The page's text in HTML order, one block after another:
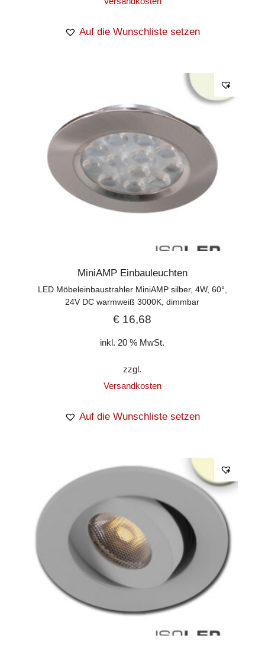
Auf die Wunschliste setzen
MiniAMP Einbauleuchten
LED Möbeleinbaustrahler MiniAMP silber, 4W, 60°,
24V DC warmweiß 3000K, dimmbar
€ 16,68
inkl. 20 % MwSt.
zzgl.
Versandkosten
Auf die Wunschliste setzen